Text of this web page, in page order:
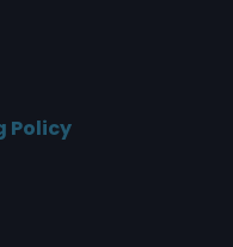
Policy